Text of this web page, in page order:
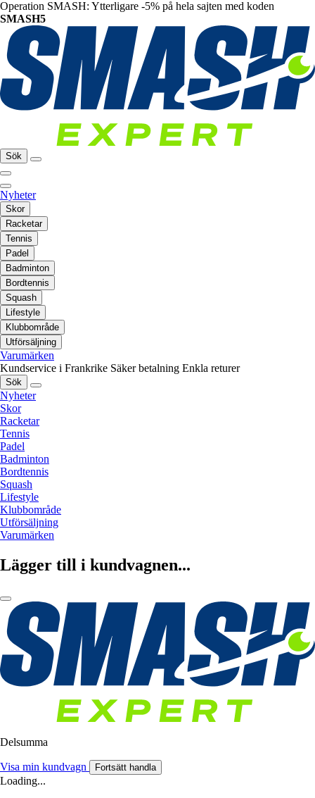
Operation SMASH: Ytterligare -5% på hela sajten med koden
SMASH5
Sök
Nyheter
Skor
Racketar
Tennis
Padel
Badminton
Bordtennis
Squash
Lifestyle
Klubbområde
Utförsäljning
Varumärken
Kundservice i Frankrike Säker betalning Enkla returer
Sök
Nyheter
Skor
Racketar
Tennis
Padel
Badminton
Bordtennis
Squash
Lifestyle
Klubbområde
Utförsäljning
Varumärken
Lägger till i kundvagnen...
Delsumma
Visa min kundvagn Fortsätt handla
Loading...